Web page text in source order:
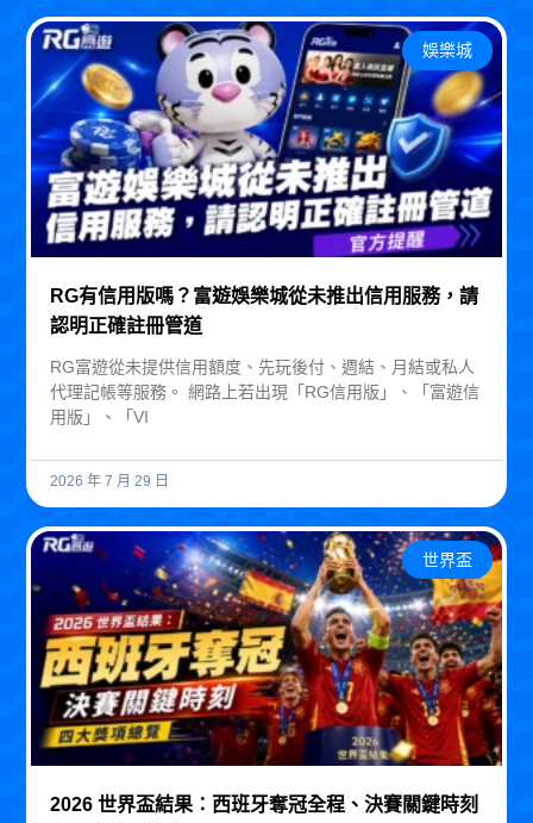
娛樂城
RG有信用版嗎？富遊娛樂城從未推出信用服務，請
認明正確註冊管道
RG富遊從未提供信用額度、先玩後付、週結、月結或私人
代理記帳等服務。 網路上若出現「RG信用版」、「富遊信
用版」、「VI
2026 年 7 月 29 日
世界盃
2026 世界盃結果：西班牙奪冠全程、決賽關鍵時刻